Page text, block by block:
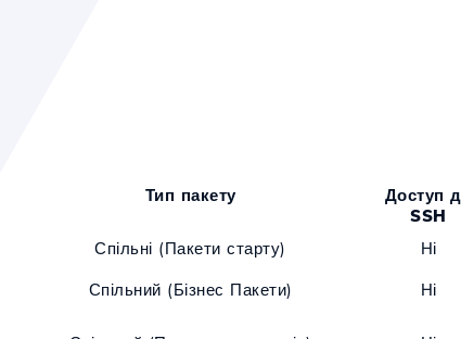
Тип пакету
Доступ
SSH
Спільні (Пакети старту) Ні
Спільний (Бізнес Пакети)
Ні